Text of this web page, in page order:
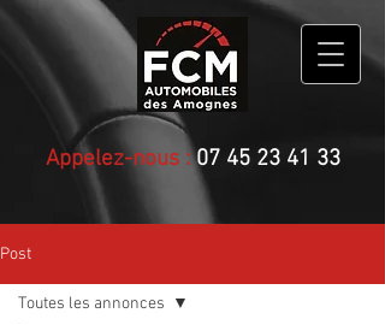
Appelez-nous :07 45 23 41 33
Post
Toutes les annonces